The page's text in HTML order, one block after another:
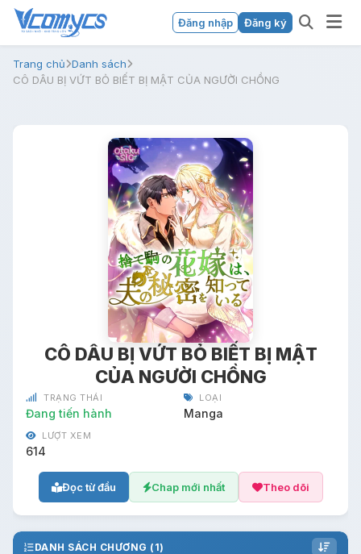
Đăng nhập Đăng ký
Trang chủ Danh sách
CÔ DÂU BỊ VỨT BỎ BIẾT BỊ MẬT CỦA NGƯỜI CHỒNG
CÔ DÂU BỊ VỨT BỎ BIẾT BỊ MẬT
CỦA NGƯỜI CHỒNG
TRẠNG THÁI
Đang tiến hành
LOẠI
Manga
LƯỢT XEM
614
Đọc từ đầu Chap mới nhất Theo dõi
DANH SÁCH CHƯƠNG (1)